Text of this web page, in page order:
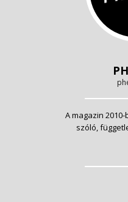
A magazin
szóló,